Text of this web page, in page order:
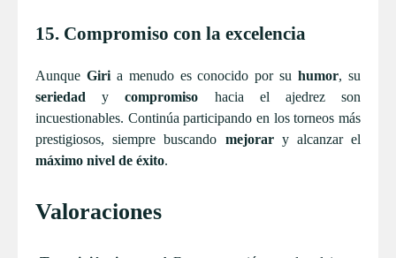
15. Compromiso con la excelencia
Aunque Giria menudo es conocido por suhumor, su
seriedad ycompromiso hacia el ajedrez son
incuestionables. Continúa participando en los torneos más
prestigiosos, siempre buscando mejorary alcanzar el
máximo nivel de éxito.
Valoraciones